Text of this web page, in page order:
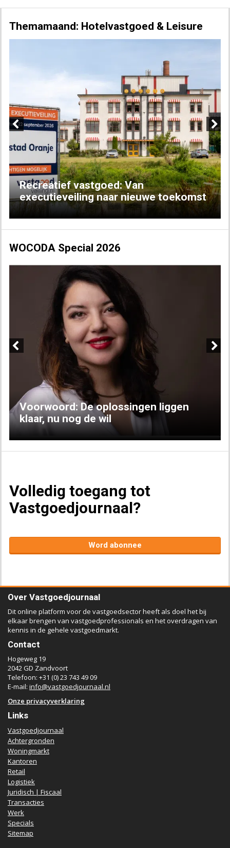
Themamaand: Hotelvastgoed & Leisure
Recreatief vastgoed: Van
executieveiling naar nieuwe toekomst
Next
WOCODA Special 2026
Voorwoord: De oplossingen liggen
klaar, nu nog de wil
Volledig toegang tot
Vastgoedjournaal?
Word abonnee
Over Vastgoedjournaal
Dit online platform voor de vastgoedsector heeft als doel het bij
elkaar brengen van vastgoedprofessionals en het overdragen van
kennis in de gehele vastgoedmarkt.
Contact
Hogeweg 19
2042 GD Zandvoort
Telefoon: +31 (0) 23 743 49 09
E-mail: info@vastgoedjournaal.nl
Onze privacyverklaring
Links
Vastgoedjournaal
Achtergronden
Woningmarkt
Kantoren
Retail
Logistiek
Juridisch | Fiscaal
Transacties
Werk
Specials
Sitemap